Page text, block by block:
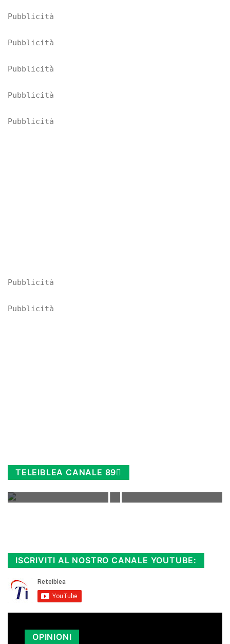
Pubblicità
Pubblicità
Pubblicità
Pubblicità
Pubblicità
Pubblicità
Pubblicità
TELEIBLEA CANALE 89
ISCRIVITI AL NOSTRO CANALE YOUTUBE:
OPINIONI